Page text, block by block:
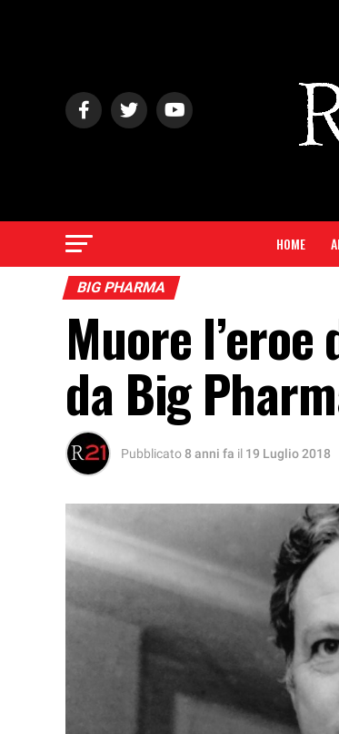
HOME
BIG PHARMA
Muore
da Big
Pubblicato 8 anni fa il 19 Luglio 2018